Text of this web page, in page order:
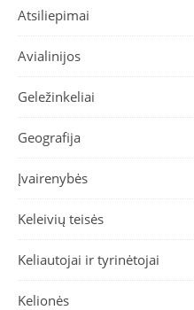
Atsiliepimai
Avialinijos
Geležinkeliai
Geografija
Įvairenybės
Keleivių teisės
Keliautojai ir tyrinėtojai
Kelionės